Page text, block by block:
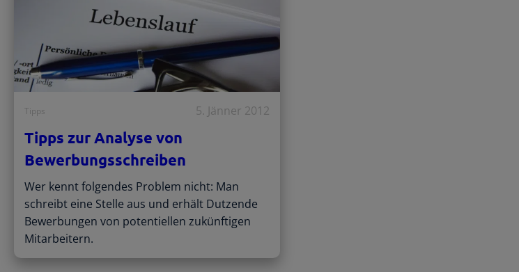
Tipps 5. Jänner 2012
Tipps zur Analyse von
Bewerbungsschreiben
Wer kennt folgendes Problem nicht: Man
schreibt eine Stelle aus und erhält Dutzende
Bewerbungen von potentiellen zukünftigen
Mitarbeitern.